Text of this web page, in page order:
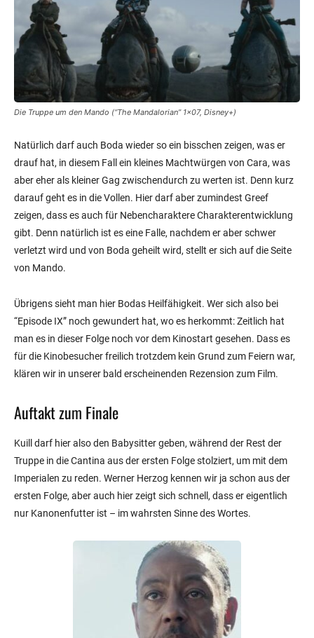
Die Truppe um den Mando (“The Mandalorian” 1×07, Disney+)
Natürlich darf auch Boda wieder so ein bisschen zeigen, was er
drauf hat, in diesem Fall ein kleines Machtwürgen von Cara, was
aber eher als kleiner Gag zwischendurch zu werten ist. Denn kurz
darauf geht es in die Vollen. Hier darf aber zumindest Greef
zeigen, dass es auch für Nebencharaktere Charakterentwicklung
gibt. Denn natürlich ist es eine Falle, nachdem er aber schwer
verletzt wird und von Boda geheilt wird, stellt er sich auf die Seite
von Mando.
Übrigens sieht man hier Bodas Heilfähigkeit. Wer sich also bei
“Episode IX” noch gewundert hat, wo es herkommt: Zeitlich hat
man es in dieser Folge noch vor dem Kinostart gesehen. Dass es
für die Kinobesucher freilich trotzdem kein Grund zum Feiern war,
klären wir in unserer bald erscheinenden Rezension zum Film.
Auftakt zum Finale
Kuill darf hier also den Babysitter geben, während der Rest der
Truppe in die Cantina aus der ersten Folge stolziert, um mit dem
Imperialen zu reden. Werner Herzog kennen wir ja schon aus der
ersten Folge, aber auch hier zeigt sich schnell, dass er eigentlich
nur Kanonenfutter ist – im wahrsten Sinne des Wortes.